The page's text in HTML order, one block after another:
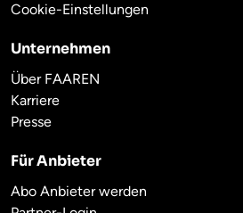
Cookie-Einstellungen
Unternehmen
Über FAAREN
Karriere
Presse
Für Anbieter
Abo Anbieter werden